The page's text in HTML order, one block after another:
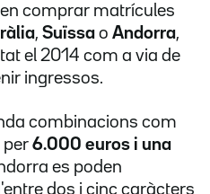
comprar matrícules
, Suïssa o Andorra,
el 2014 com a via de
ingressos.
combinacions com
per 6.000 euros i una
es poden
dos i cinc caràcters